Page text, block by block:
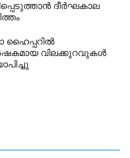
ദീർഘകാല
ഹൈപ്പറിൽ
വിലക്കുറവുകൾ